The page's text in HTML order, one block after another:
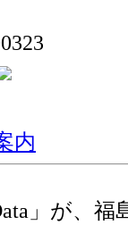
内
」が、福